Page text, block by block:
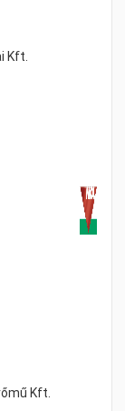
Kft.
Kft.